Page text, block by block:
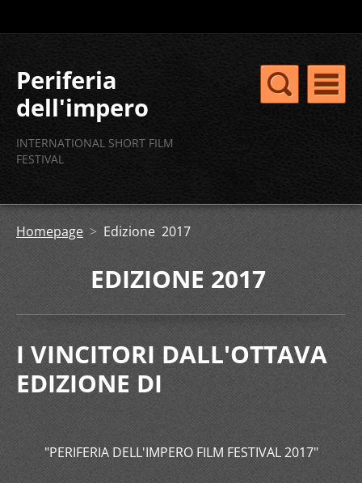
Periferia
dell'impero
concorso
internazionale
INTERNATIONAL SHORT FILM
FESTIVAL
Homepage > Edizione 2017
EDIZIONE 2017
I VINCITORI DALL'OTTAVA
EDIZIONE DI
"PERIFERIA DELL'IMPERO FILM FESTIVAL 2017"